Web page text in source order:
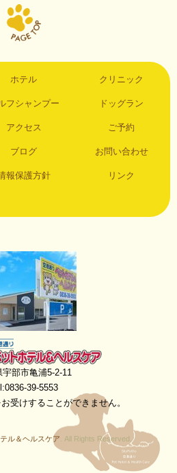
ホテル クリニック
フシャンプー ドッグラン
アクセス ご予約
ブログ お問い合わせ
報保護方針 リンク
トホテル＆ヘルスケア
宇部市亀浦5-2-11
39-5553
受けすることができません。
ル＆ヘルスケア . All Rights Reserved.